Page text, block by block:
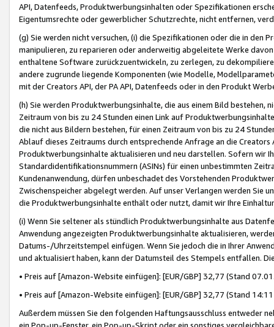
API, Datenfeeds, Produktwerbungsinhalten oder Spezifikationen
Eigentumsrechte oder gewerblicher Schutzrechte, nicht entfernen,
(g) Sie werden nicht versuchen, (i) die Spezifikationen oder die in
manipulieren, zu reparieren oder anderweitig abgeleitete Werke
enthaltene Software zurückzuentwickeln, zu zerlegen, zu
andere zugrunde liegende Komponenten (wie Modelle,
mit der Creators API, der PA API, Datenfeeds oder in den Produkt
(h) Sie werden Produktwerbungsinhalte, die aus einem Bild bestehen,
Zeitraum von bis zu 24 Stunden einen Link auf
die nicht aus Bildern bestehen, für einen Zeitraum von bis zu 24
Ablauf dieses Zeitraums durch entsprechende Anfrage an die
Produktwerbungsinhalte aktualisieren und neu darstellen. Sofern wir
Standardidentifikationsnummern (ASINs) für einen unbestimmten
Kundenanwendung, dürfen unbeschadet des Vorstehenden
Zwischenspeicher abgelegt werden. Auf unser Verlangen werden Sie
die Produktwerbungsinhalte enthält oder nutzt, damit wir Ihre
(i) Wenn Sie seltener als stündlich Produktwerbungsinhalte aus
Anwendung angezeigten Produktwerbungsinhalte aktualisieren,
Datums-/Uhrzeitstempel einfügen. Wenn Sie jedoch die in Ihrer
und aktualisiert haben, kann der Datumsteil des Stempels entfallen.
• Preis auf [Amazon-Website einfügen]: [EUR/GBP] 32,77 (Stand
• Preis auf [Amazon-Website einfügen]: [EUR/GBP] 32,77 (Stand
Außerdem müssen Sie den folgenden Haftungsausschluss entweder
ein Pop-up-Fenster, ein Pop-up-Skript oder ein sonstiges